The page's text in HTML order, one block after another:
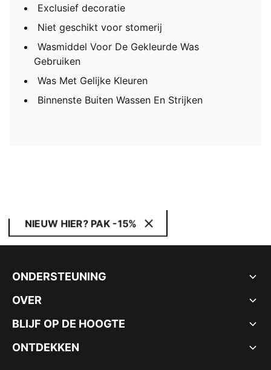
Exclusief decoratie
Niet geschikt voor stomerij
Wasmiddel Voor De Gekleurde Was
Gebruiken
Was Met Gelijke Kleuren
Binnenste Buiten Wassen En Strijken
NIEUW HIER? PAK -15%
ONDERSTEUNING
OVER
BLIJF OP DE HOOGTE
ONTDEKKEN